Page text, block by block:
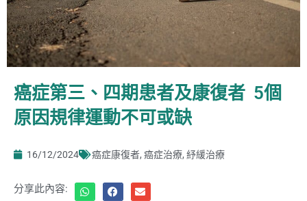
癌症第三、四期患者及康復者 5個
原因規律運動不可或缺
16/12/2024 癌症康復者, 癌症治療, 紓緩治療
分享此內容: